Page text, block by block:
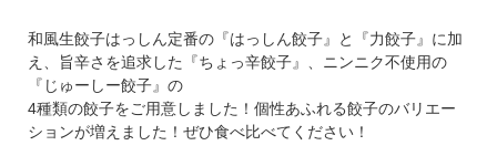
和風生餃子はっしん定番の『はっしん餃子』と『力餃子』に加
え、旨辛さを追求した『ちょっ辛餃子』、ニンニク不使用の
『じゅーしー餃子』の
4種類の餃子をご用意しました！個性あふれる餃子のバリエー
ションが増えました！ぜひ食べ比べてください！